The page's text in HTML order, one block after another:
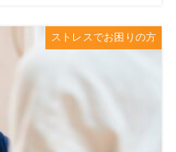
ストレスでお困りの方